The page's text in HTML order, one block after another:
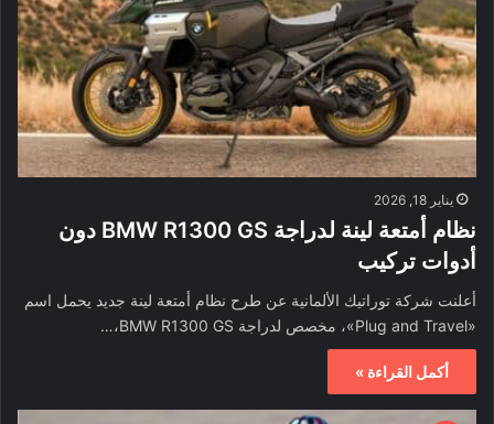
يناير 18, 2026
نظام أمتعة لينة لدراجة BMW R1300 GS دون
أدوات تركيب
أعلنت شركة توراتيك الألمانية عن طرح نظام أمتعة لينة جديد يحمل اسم
«Plug and Travel»، مخصص لدراجة BMW R1300 GS،…
أكمل القراءة »